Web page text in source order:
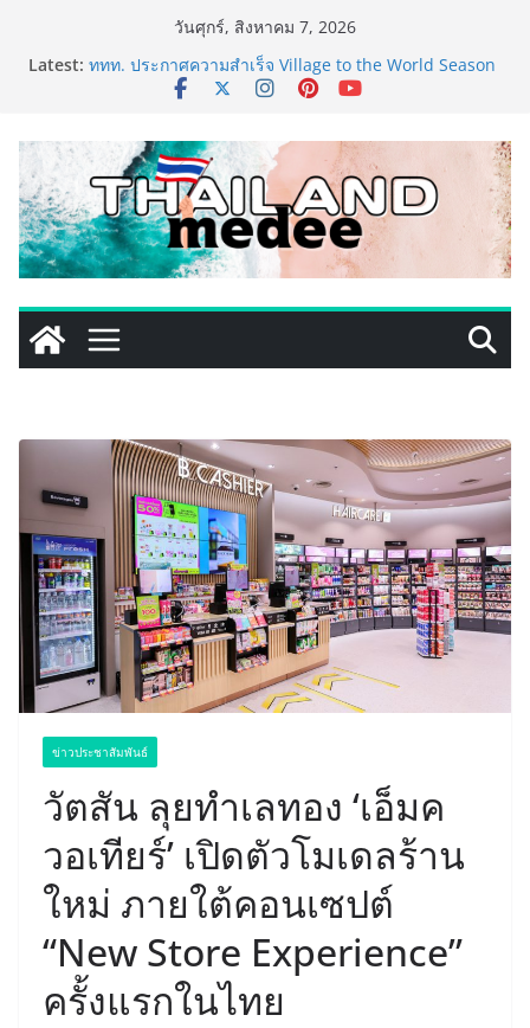
วันศุกร์, สิงหาคม 7, 2026
Latest: ททท. ประกาศความสำเร็จ Village to the World Season
5 ผนึก 9 พันธมิตร ขับเคลื่อน ESG Tourism สืบสานพระ
เหิงลี่ แมนูแฟคเจอริ่ง เทคโนโลยี (ไทยแลนด์) เปิดโรงงาน
แห่งใหม่ในชลบุรี เดินหน้าขยายฐานการผลิตสู่เอเชียตะวัน
ออกเฉียงใต้ เสริมแกร่งยุทธศาสตร์ระดับโลก
TECNO ประกาศทรานส์ฟอร์มจากเกมมิ่งโฟน สู่ไลฟ์สไตล์
แฟชั่นไอเท็ม เสิร์ฟใหญ่ปักหมุดแลนมาร์คใหม่กลางสถานี
MRT วาง POVA 8 Series จุดเริ่มต้นครั้งสำคัญ
PIPPER STANDARD® เปิดตัวแชมพูอาบน้ำ และ โฟมอาบ
แห้งสัตว์เลี้ยง ชูนวัตกรรมพลังธรรมชาติ “Zero-Residue”
เลียขนได้ ปลอดภัย ไร้สารตกค้าง
เริ่มแล้ว! อ.ต.ก.แฟร์ 4 ภาค @ภาคกลาง “มนต์เสน่ห์เกษตร
ไทย สู่ใจกลางมหานคร” ชวนชิม ช้อป สินค้าเกษตร
ข่าวประชาสัมพันธ์
วัตสัน ลุยทำเลทอง ‘เอ็มค
วอเทียร์’ เปิดตัวโมเดลร้าน
ใหม่ ภายใต้คอนเซปต์
“New Store Experience”
ครั้งแรกในไทย